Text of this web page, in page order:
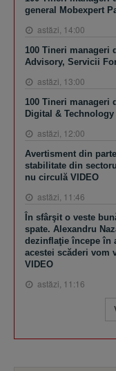
general Mobexpert
astăzi, 14:00
100 Tineri manageri
Advisory, Servicii
astăzi, 13:00
100 Tineri manageri
Digital &
astăzi, 12:00
Avertisment din
stabilitate din
nu circulă VIDEO
astăzi, 11:46
În sfârşit o veste
spate. Alexandru
dezinflaţie începe în
acestei scăderi vom
VIDEO
astăzi, 11:16